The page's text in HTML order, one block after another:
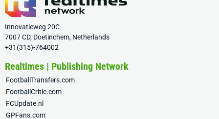
Innovatieweg 20C
7007 CD, Doetinchem, Netherlands
+31(315)-764002
Realtimes | Publishing Network
FootballTransfers.com
FootballCritic.com
FCUpdate.nl
GPFans.com